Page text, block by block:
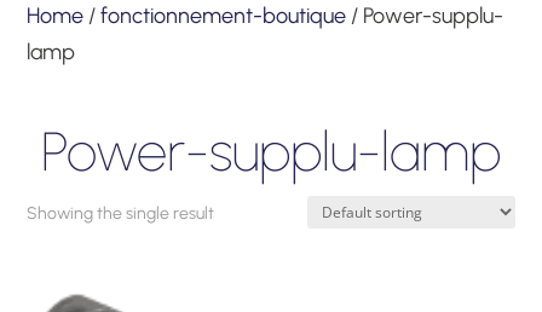
Home /fonctionnement-boutique / Power-supplu-
lamp
Power-supplu-lamp
Showing the single result